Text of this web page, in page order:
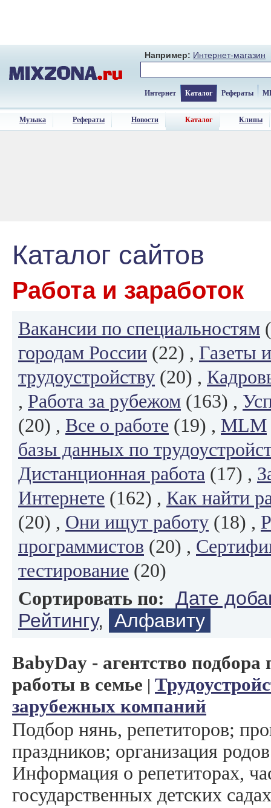
Например: Интернет-магазин
Интернет Каталог Рефераты
Музыка Рефераты Новости Каталог Клипы
Каталог сайтов
Работа и заработок
Вакансии по специальностям
городам России (22) , Газеты
трудоустройству (20) ,
, Работа за рубежом (163) ,
(20) , Все о работе (19) , MLM
базы данных по
Дистанционная работа (17) ,
Интернете (162) , Как найти
(20) , Они ищут работу (18) ,
программистов (20) ,
тестирование (20)
Сортировать по: Дате
Рейтингу, Алфавиту
BabyDay - агентство подбора
работы в семье |
зарубежных компаний
Подбор нянь, репетиторов;
праздников; организация
Информация о репетиторах,
государственных детских